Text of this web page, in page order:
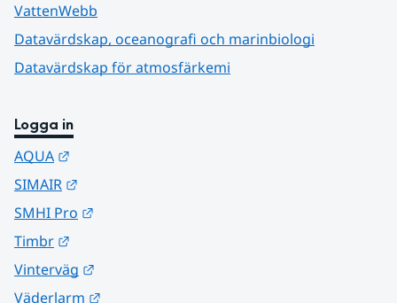
VattenWebb
Datavärdskap, oceanografi och marinbiologi
Datavärdskap för atmosfärkemi
Logga in
AQUA
SIMAIR
SMHI Pro
Timbr
Vinterväg
Väderlarm